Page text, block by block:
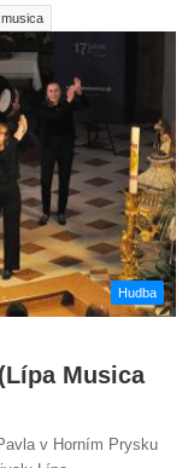
Hudba
Musica
v Horním Prysku